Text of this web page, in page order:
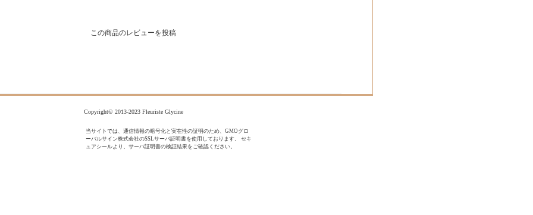
この商品のレビューを投稿
Copyright© 2013-2023 Fleuriste Glycine
当サイトでは、通信情報の暗号化と実在性の証明のため、GMOグロ
ーバルサイン株式会社のSSLサーバ証明書を使用しております。 セキ
ュアシールより、サーバ証明書の検証結果をご確認ください。